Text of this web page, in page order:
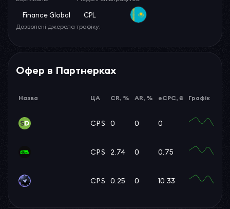
Finance Global CPL
Дозволені джерела трафіку:
Офер в Партнерках
Назва ЦА CR, % AR, % eCPC, ₴ Графік
CPS 0 0 0
CPS 2.74 0 0.75
CPS 0.25 0 10.33